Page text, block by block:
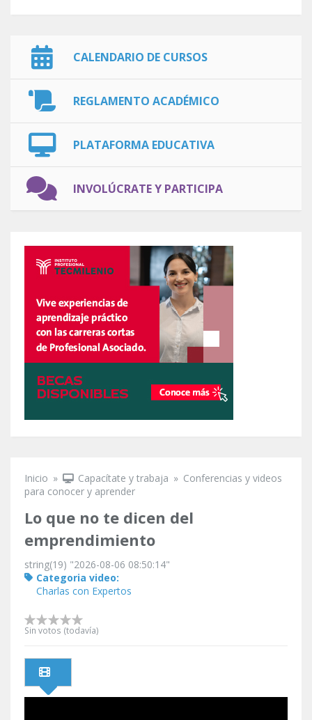
CALENDARIO DE CURSOS
REGLAMENTO ACADÉMICO
PLATAFORMA EDUCATIVA
INVOLÚCRATE Y PARTICIPA
Se encuentra usted aquí
Inicio » Capacítate y trabaja » Conferencias y videos
para conocer y aprender
Lo que no te dicen del
emprendimiento
string(19) "2026-08-06 08:50:14"
Categoria video:
Charlas con Expertos
Sin votos (todavía)